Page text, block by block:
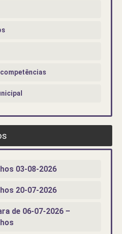
03-08-2026
20-07-2026
de 06-07-2026 –